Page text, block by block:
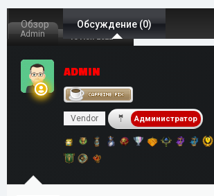
в
т
о
е
а
т
а
а
ч
а
а
Обзор Обсуждение (0)
Admin 16 Ноя 2022
ADMIN
Vendor Администратор